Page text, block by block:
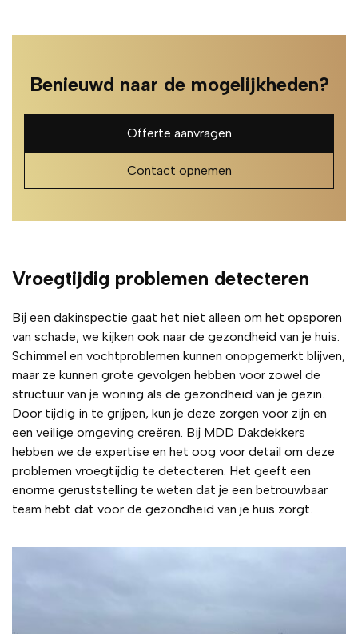
Benieuwd naar de mogelijkheden?
Offerte aanvragen
Contact opnemen
Vroegtijdig problemen detecteren
Bij een dakinspectie gaat het niet alleen om het opsporen
van schade; we kijken ook naar de gezondheid van je huis.
Schimmel en vochtproblemen kunnen onopgemerkt blijven,
maar ze kunnen grote gevolgen hebben voor zowel de
structuur van je woning als de gezondheid van je gezin.
Door tijdig in te grijpen, kun je deze zorgen voor zijn en
een veilige omgeving creëren. Bij MDD Dakdekkers
hebben we de expertise en het oog voor detail om deze
problemen vroegtijdig te detecteren. Het geeft een
enorme geruststelling te weten dat je een betrouwbaar
team hebt dat voor de gezondheid van je huis zorgt.